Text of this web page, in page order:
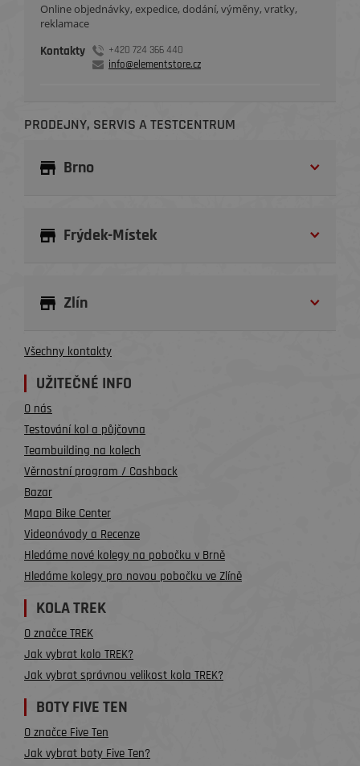
Online objednávky, expedice, dodání, výměny, vratky,
reklamace
Kontakty
+420 724 366 440
info@elementstore.cz
PRODEJNY, SERVIS A TESTCENTRUM
Brno
Frýdek-Místek
Zlín
Všechny kontakty
UŽITEČNÉ INFO
O nás
Testování kol a půjčovna
Teambuilding na kolech
Věrnostní program / Cashback
Bazar
Mapa Bike Center
Videonávody a Recenze
Hledáme nové kolegy na pobočku v Brně
Hledáme kolegy pro novou pobočku ve Zlíně
KOLA TREK
O značce TREK
Jak vybrat kolo TREK?
Jak vybrat správnou velikost kola TREK?
BOTY FIVE TEN
O značce Five Ten
Jak vybrat boty Five Ten?